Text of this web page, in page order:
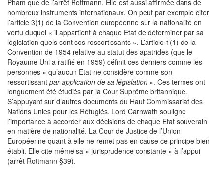
Pham que de l’arrêt Rottmann. Elle est aussi affirmée dans de
nombreux instruments internationaux. On peut par exemple citer
l’article 3(1) de la Convention européenne sur la nationalité en
vertu duquel « il appartient à chaque Etat de déterminer par sa
législation quels sont ses ressortissants ». L’article 1(1) de la
Convention de 1954 relative au statut des apatrides (que le
Royaume Uni a ratifié en 1959) définit ces derniers comme les
personnes « qu’aucun Etat ne considère comme son
ressortissant par application de sa législation ». Ces termes ont
longuement été étudiés par la Cour Suprême britannique.
S’appuyant sur d’autres documents du Haut Commissariat des
Nations Unies pour les Réfugiés, Lord Carnwath souligne
l’importance à accorder aux décisions de chaque Etat souverain
en matière de nationalité. La Cour de Justice de l’Union
Européenne quant à elle ne remet pas en cause ce principe bien
établi. Elle cite même sa « jurisprudence constante » à l’appui
(arrêt Rottmann §39).